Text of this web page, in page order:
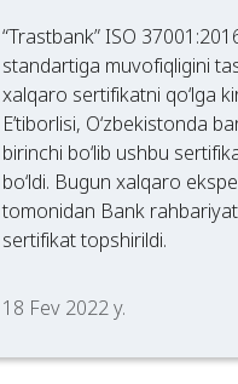
“Trastbank” ISO
standartiga muvofiqligini
xalqaro sertifikatni qo‘lga
E’tiborlisi, O‘zbekistonda
birinchi bo‘lib ushbu
bo‘ldi. Bugun xalqaro
tomonidan Bank
sertifikat topshirildi.
18 Fev 2022 y.